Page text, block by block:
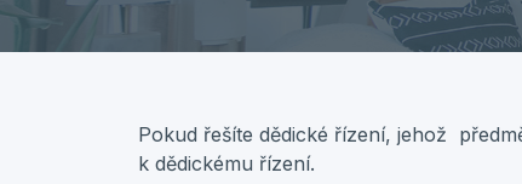
Pokud řešíte dědické řízení, jehož
k dědickému řízení.